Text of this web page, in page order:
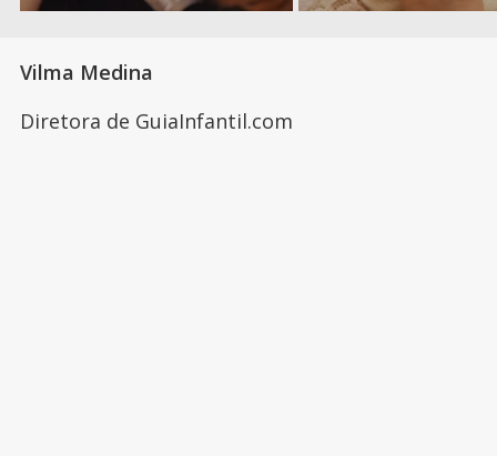
Vilma Medina
Diretora de GuiaInfantil.com